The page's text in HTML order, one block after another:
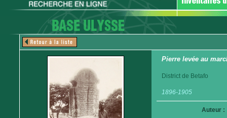
Pierre levée au
District de Betafo
1896-1905
Auteur :